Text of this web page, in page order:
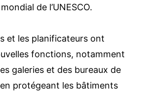
de l’UNESCO.
et les planificateurs ont
fonctions, notamment
galeries et des bureaux de
protégeant les bâtiments